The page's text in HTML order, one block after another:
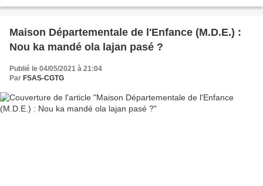
Maison Départementale de l'Enfance (M.D.E.) :
Nou ka mandé ola lajan pasé ?
Publié le 04/05/2021 à 21:04
Par FSAS-CGTG